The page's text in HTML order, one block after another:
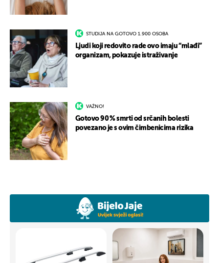
STUDIJA NA GOTOVO 1.900 OSOBA
Ljudi koji redovito rade ovo imaju “mlađi”
organizam, pokazuje istraživanje
VAŽNO!
Gotovo 90 % smrti od srčanih bolesti
povezano je s ovim čimbenicima rizika